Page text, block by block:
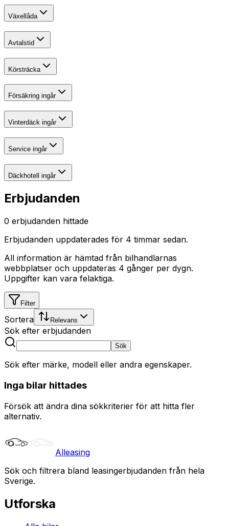
Växellåda
Avtalstid
Körsträcka
Försäkring ingår
Vinterdäck ingår
Service ingår
Däckhotell ingår
Erbjudanden
0 erbjudanden hittade
Erbjudanden uppdaterades för 4 timmar sedan.
All information är hämtad från bilhandlarnas
webbplatser och uppdateras 4 gånger per dygn.
Uppgifter kan vara felaktiga.
Filter
Sortera Relevans
Sök efter erbjudanden
Sök
Sök efter märke, modell eller andra egenskaper.
Inga bilar hittades
Försök att ändra dina sökkriterier för att hitta fler
alternativ.
Alleasing
Sök och filtrera bland leasingerbjudanden från hela
Sverige.
Utforska